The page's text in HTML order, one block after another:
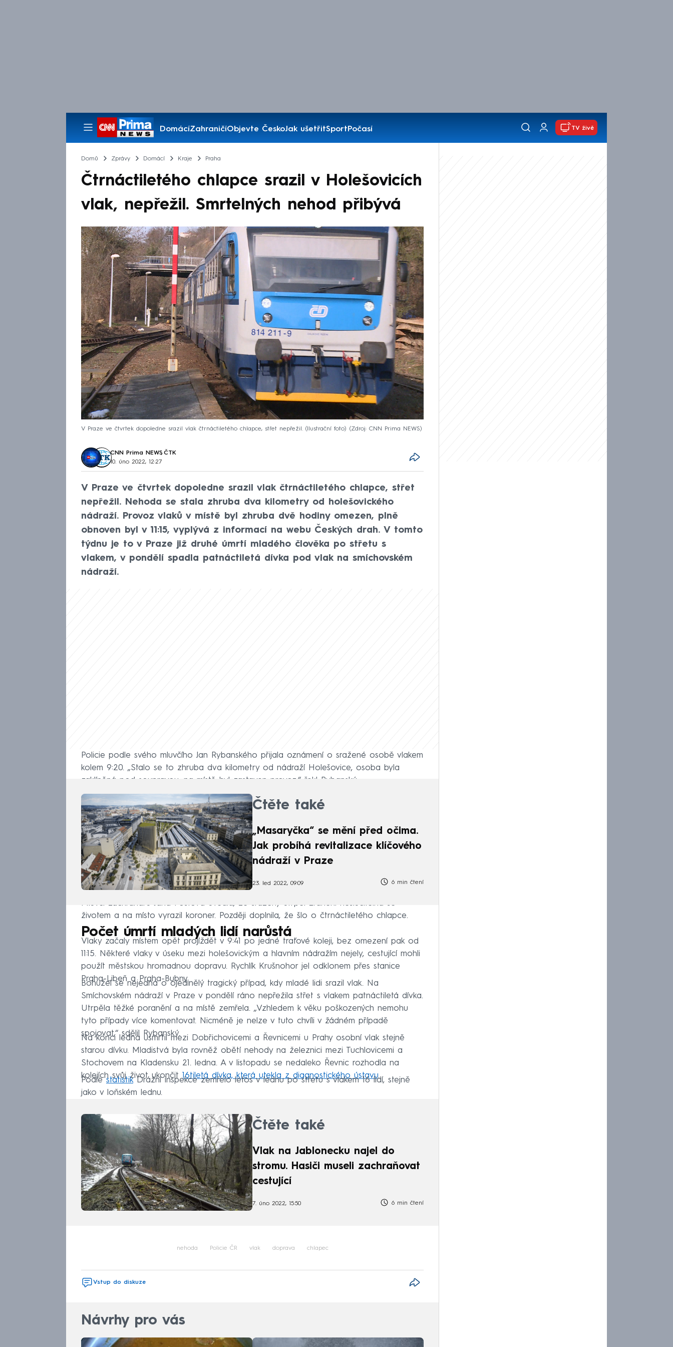
DomácíZahraničíObjevte ČeskoJak ušetřitSportPočasí
Pořady
TV živě
Domů Zprávy Domácí Kraje Praha
Čtrnáctiletého chlapce srazil v Holešovicích
vlak, nepřežil. Smrtelných nehod přibývá
V Praze ve čtvrtek dopoledne srazil vlak čtrnáctiletého chlapce, střet nepřežil. (Ilustrační foto) Zdroj: CNN Prima NEWS
CNN Prima NEWS, ČTK
10. úno 2022, 12:27
V Praze ve čtvrtek dopoledne srazil vlak čtrnáctiletého chlapce, střet
nepřežil. Nehoda se stala zhruba dva kilometry od holešovického
nádraží. Provoz vlaků v místě byl zhruba dvě hodiny omezen, plně
obnoven byl v 11:15, vyplývá z informací na webu Českých drah. V tomto
týdnu je to v Praze již druhé úmrtí mladého člověka po střetu s
vlakem, v pondělí spadla patnáctiletá dívka pod vlak na smíchovském
nádraží.
Policie podle svého mluvčího Jan Rybanského přijala oznámení o sražené osobě vlakem
kolem 9:20. „Stalo se to zhruba dva kilometry od nádraží Holešovice, osoba byla
zaklíněná pod soupravou, na místě byl zastaven provoz,“ řekl Rybanský.
Čtěte také
„Masaryčka“ se mění před očima.
Jak probíhá revitalizace klíčového
nádraží v Praze
23. led 2022, 09:09 6 min čtení
Mluvčí záchranářů Jana Poštová uvedla, že sražený utrpěl zranění neslučitelná se
životem a na místo vyrazil koroner. Později doplnila, že šlo o čtrnáctiletého chlapce.
Počet úmrtí mladých lidí narůstá
Vlaky začaly místem opět projíždět v 9:41 po jedné traťové koleji, bez omezení pak od
11:15. Některé vlaky v úseku mezi holešovickým a hlavním nádražím nejely, cestující mohli
použít městskou hromadnou dopravu. Rychlík Krušnohor jel odklonem přes stanice
Praha-Libeň a Praha-Bubny.
Bohužel se nejedná o ojedinělý tragický případ, kdy mladé lidi srazil vlak. Na
Smíchovském nádraží v Praze v pondělí ráno nepřežila střet s vlakem patnáctiletá dívka.
Utrpěla těžké poranění a na místě zemřela. „Vzhledem k věku poškozených nemohu
tyto případy více komentovat. Nicméně je nelze v tuto chvíli v žádném případě
spojovat,“ sdělil Rybanský.
Na konci ledna usmrtil mezi Dobřichovicemi a Řevnicemi u Prahy osobní vlak stejně
starou dívku. Mladistvá byla rovněž obětí nehody na železnici mezi Tuchlovicemi a
Stochovem na Kladensku 21. ledna. A v listopadu se nedaleko Řevnic rozhodla na
kolejích svůj život ukončit 16tiletá dívka, která utekla z diagnostického ústavu.
PodlestatistikDrážní inspekce zemřelo letos v lednu po střetu s vlakem 16 lidí, stejně
jako v loňském lednu.
Čtěte také
Vlak na Jablonecku najel do
stromu. Hasiči museli zachraňovat
cestující
7. úno 2022, 15:50 6 min čtení
nehoda Policie ČR vlak doprava chlapec
Vstup do diskuze
Návrhy pro vás